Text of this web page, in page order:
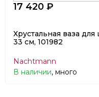
17 420 ₽
Хрустальная ваза
33 см, 101982
Nachtmann
В наличии, много